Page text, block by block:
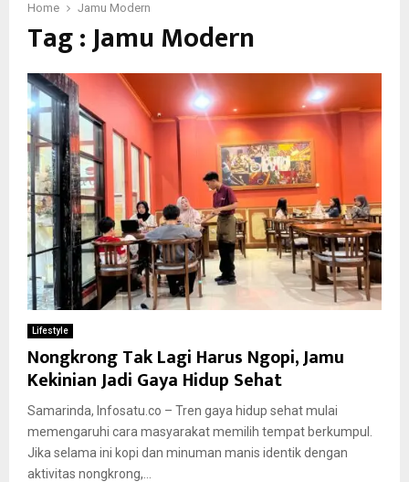
Home Jamu Modern
Tag : Jamu Modern
Lifestyle
Nongkrong Tak Lagi Harus Ngopi, Jamu
Kekinian Jadi Gaya Hidup Sehat
Samarinda, Infosatu.co – Tren gaya hidup sehat mulai
memengaruhi cara masyarakat memilih tempat berkumpul.
Jika selama ini kopi dan minuman manis identik dengan
aktivitas nongkrong,...